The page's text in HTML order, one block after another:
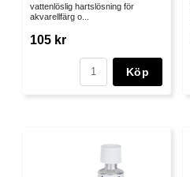
vattenlöslig hartslösning för
akvarellfärg o...
105 kr
Köp